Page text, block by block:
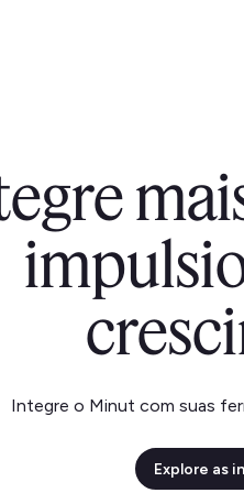
Integre o Minut com suas
Explore as